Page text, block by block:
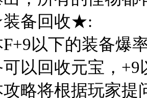
备回收★:
以下的装备爆
可以回收元宝，
略将根据玩家提